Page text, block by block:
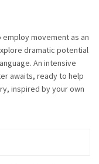
movement as an
dramatic potential
An intensive
awaits, ready to help
inspired by your own